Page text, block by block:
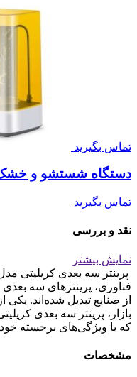
تماس بگیرید
دستگاه شستشو و خشک
تماس بگیرید
نقد و بررسی
نمایش بیشتر
فناوری، پرینترهای سه بعدی
از صنایع تبدیل شده‌اند.
که با ویژگی‌های برجسته
مشخصات